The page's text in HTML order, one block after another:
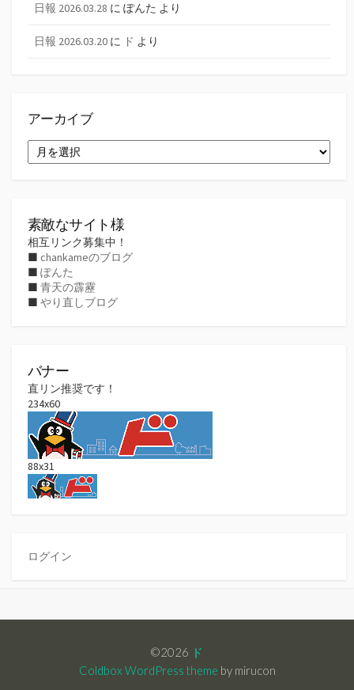
日報 2026.03.28 に ぽんた より
日報 2026.03.20 に ド より
アーカイブ
ー
素敵なサイト様
相互リンク募集中！
■ chankameのブログ
■ ぽんた
■ 青天の霹靂
■ やり直しブログ
バナー
直リン推奨です！
234x60
88x31
ログイン
©2026 ド
Coldbox WordPress theme by mirucon